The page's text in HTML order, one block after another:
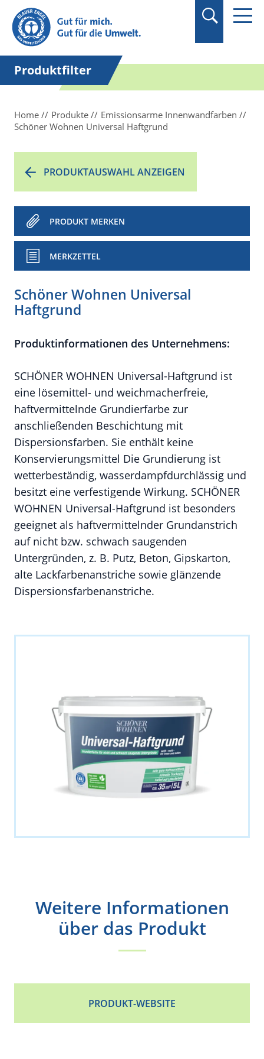
Suchbegriff in
Anführungszeichen
setzen.
Produktfilter
Home Produkte
Emissionsarme Innenwandfarben
Schöner Wohnen Universal Haftgrund
PRODUKTAUSWAHL ANZEIGEN
PRODUKT MERKEN
MERKZETTEL
Schöner Wohnen Universal
Haftgrund
Produktinformationen des Unternehmens:
SCHÖNER WOHNEN Universal-Haftgrund ist
eine lösemittel- und weichmacherfreie,
haftvermittelnde Grundierfarbe zur
anschließenden Beschichtung mit
Dispersionsfarben. Sie enthält keine
Konservierungsmittel Die Grundierung ist
wetterbeständig, wasserdampfdurchlässig und
besitzt eine verfestigende Wirkung. SCHÖNER
WOHNEN Universal-Haftgrund ist besonders
geeignet als haftvermittelnder Grundanstrich
auf nicht bzw. schwach saugenden
Untergründen, z. B. Putz, Beton, Gipskarton,
alte Lackfarbenanstriche sowie glänzende
Dispersionsfarbenanstriche.
Weitere Informationen
über das Produkt
PRODUKT-WEBSITE